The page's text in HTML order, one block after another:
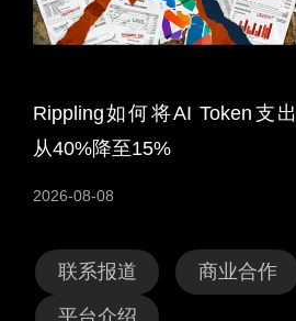
Rippling如何将AI Token支出
从40%降至15%
2026-08-08
联系报道 商业合作